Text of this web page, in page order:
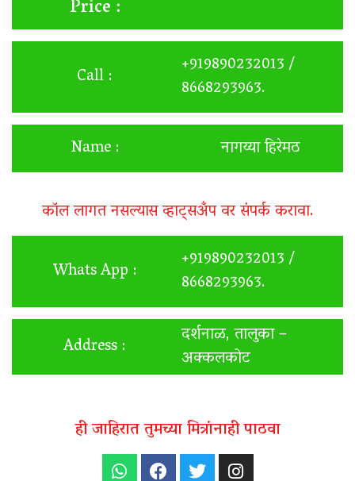
Price :
Call : +919890232013 /
8668293963.
Name :
नागय्या हिरेमठ
कॉल लागत नसल्यास व्हाट्सअँप वर संपर्क करावा.
Whats App :
+919890232013 /
8668293963.
Address : दर्शनाळ, तालुका –
अक्कलकोट
ही जाहिरात तुमच्या मित्रांनाही पाठवा